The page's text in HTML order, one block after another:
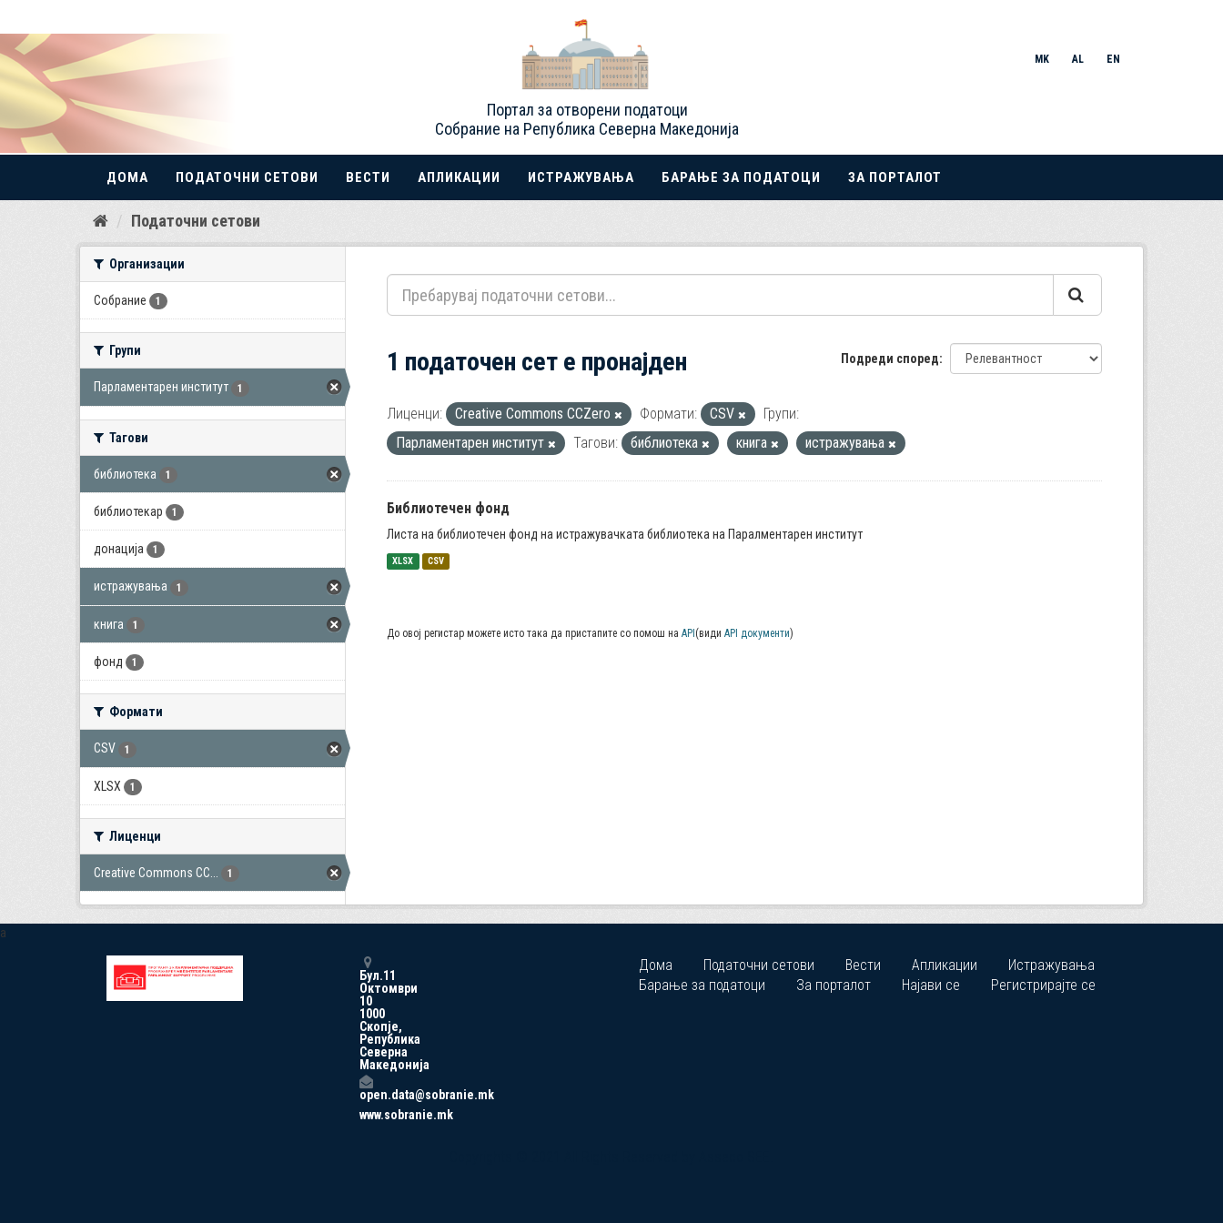
Прескокнете
Портал за отворени податоци
Собрание на Република Северна Македонија
MK AL EN
ДОМА ПОДАТОЧНИ СЕТОВИ ВЕСТИ АПЛИКАЦИИ ИСТРАЖУВАЊА БАРАЊЕ ЗА ПОДАТОЦИ ЗА ПОРТАЛОТ
Податочни сетови
Организации
Собрание 1
Групи
Парламентарен институт 1
Тагови
библиотека 1
библиотекар 1
донација 1
истражувања 1
книга 1
фонд 1
Формати
CSV 1
XLSX 1
Лиценци
Creative Commons CC... 1
Подреди според
1 податочен сет е пронајден
Лиценци: Creative Commons CCZero Формати: CSV
Групи:
Парламентарен институт
Тагови: библиотека книга истражувања
Библиотечен фонд
Листа на библиотечен фонд на истражувачката библиотека на Паралментарен институт
XLSX CSV
До овој регистар можете исто така да пристапите со помош на API (види API документи)
a
Бул.11
Октомври
10
1000
Скопје,
Република
Северна
Македонија
open.data@sobranie.mk
www.sobranie.mk
Дома Податочни сетови Вести Апликации
Истражувања
Барање за податоци
За порталот Најави се Регистрирајте се